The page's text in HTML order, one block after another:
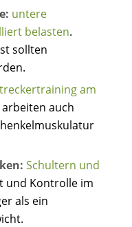
untere
belasten.
sollten
am
auch
Schultern und
und Kontrolle im
als ein